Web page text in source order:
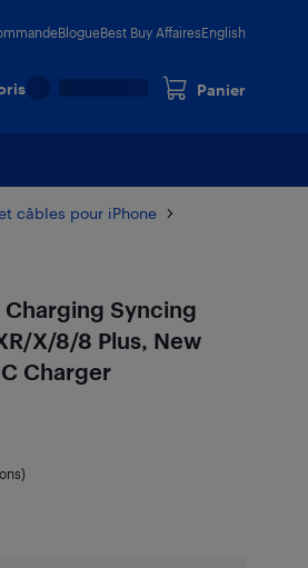
BlogueBest Buy AffairesEnglish
Panier
câbles pour iPhone
Charging Syncing
X/8/8 Plus, New
Charger